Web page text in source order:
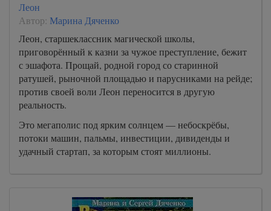
Леон
Автор: Марина Дяченко
Леон, старшеклассник магической школы,
приговорённый к казни за чужое преступление, бежит
с эшафота. Прощай, родной город со старинной
ратушей, рыночной площадью и парусниками на рейде;
против своей воли Леон переносится в другую
реальность.
Это мегаполис под ярким солнцем — небоскрёбы,
потоки машин, пальмы, инвестиции, дивиденды и
удачный стартап, за которым стоят миллионы.